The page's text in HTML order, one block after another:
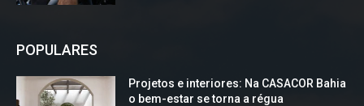
POPULARES
Projetos e interiores: Na CASACOR Bahia
o bem-estar se torna a régua